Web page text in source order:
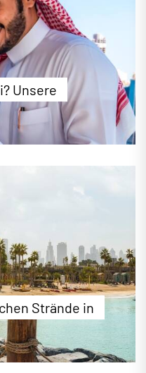
sollte am besten
die bunte Auswahl
zu können.
Unsere
Urlaub einfacher.
ist, lohnt sich ein
praktische Apps, die
[…]
Strände in
als 60 Kilometern